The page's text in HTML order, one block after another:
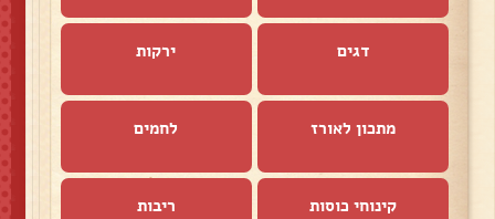
דגים ירקות
מתכון לאורז לחמים
קינוחי כוסות ריבות